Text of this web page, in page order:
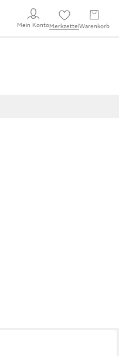
Mein KontoMerkzettel Warenkorb